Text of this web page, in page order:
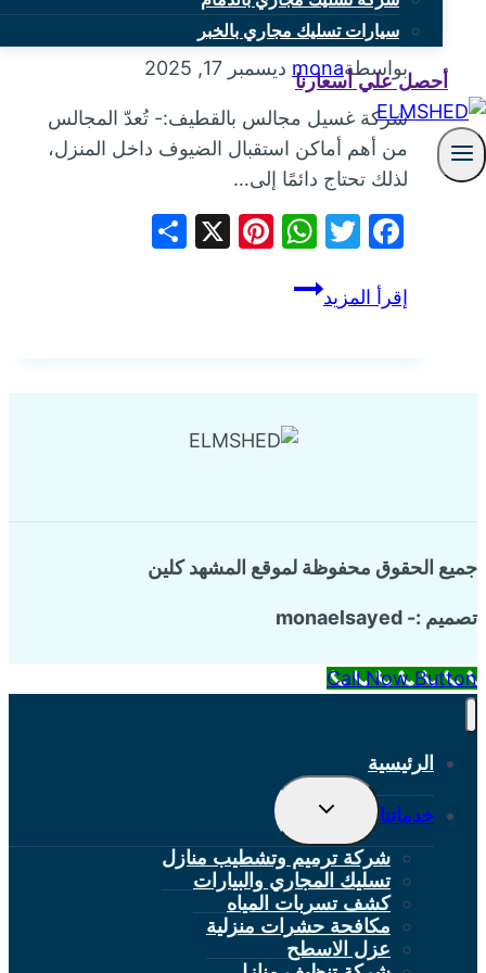
سيارات تسليك مجاري بالخبر
أحصل علي أسعارنا
شركة غسيل مجالس بالقطيف
بواسطةmona ديسمبر 17, 2025
شركة غسيل مجالس بالقطيف:- تُعدّ المجالس
من أهم أماكن استقبال الضيوف داخل المنزل،
لذلك تحتاج دائمًا إلى…
Facebook
Twitter
WhatsApp
Pinterest
X
إقرأ المزيدشركة
جميع الحقوق محفوظة لموقع المشهد كلين
تصميم :- monaelsayed
Call Now Button
الرئيسية
خدماتنا
تبديل
القائمة
شركة ترميم وتشطيب منازل
تسليك المجاري والبيارات
كشف تسربات المياه
مكافحة حشرات منزلية
عزل الاسطح